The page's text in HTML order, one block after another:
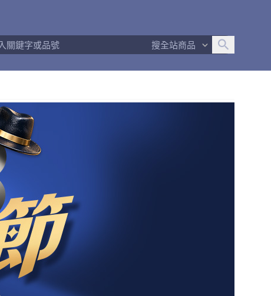
搜全站商品
商店簡介 退換貨須知